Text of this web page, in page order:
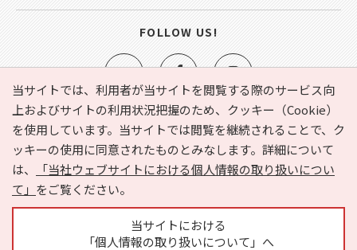
当サイトでは、利用者が当サイトを閲覧する際のサービス向
上およびサイトの利用状況把握のため、クッキー（Cookie）
を使用しています。当サイトでは閲覧を継続されることで、ク
ッキーの使用に同意されたものとみなします。詳細について
は、
「当社ウェブサイトにおける個人情報の取り扱いについ
て」 をご覧ください。
当サイトにおける
「個人情報の取り扱いについて」へ
e-NAVITA（イーナビタ）とは？ お気に入り
ヘルプ
利用規約
個人情報の取り扱いについて
運営会社
サイトマップ
広告掲載に関するお問い合わせ
FOLLOW US!